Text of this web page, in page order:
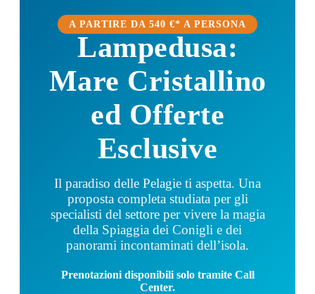
A PARTIRE DA 540 €* A PERSONA
Lampedusa:
Mare Cristallino
ed Offerte
Esclusive
Il paradiso delle Pelagie ti aspetta. Una
proposta completa studiata per gli
specialisti del settore per vivere la magia
della Spiaggia dei Conigli e dei
panorami incontaminati dell’isola.
Prenotazioni disponibili solo tramite Call
Center.